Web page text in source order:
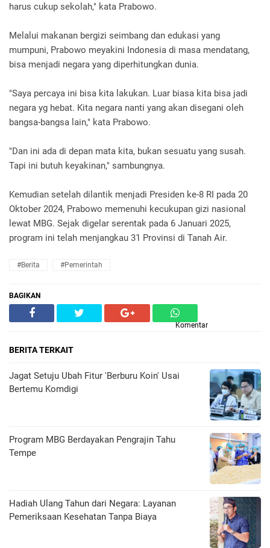
harus cukup sekolah," kata Prabowo.
Melalui makanan bergizi seimbang dan edukasi yang
mumpuni, Prabowo meyakini Indonesia di masa mendatang,
bisa menjadi negara yang diperhitungkan dunia.
"Saya percaya ini bisa kita lakukan. Luar biasa kita bisa jadi
negara yg hebat. Kita negara nanti yang akan disegani oleh
bangsa-bangsa lain," kata Prabowo.
"Dan ini ada di depan mata kita, bukan sesuatu yang susah.
Tapi ini butuh keyakinan," sambungnya.
Kemudian setelah dilantik menjadi Presiden ke-8 RI pada 20
Oktober 2024, Prabowo memenuhi kecukupan gizi nasional
lewat MBG. Sejak digelar serentak pada 6 Januari 2025,
program ini telah menjangkau 31 Provinsi di Tanah Air.
#Berita #pemerintah
BAGIKAN
Komentar
BERITA TERKAIT
Jagat Setuju Ubah Fitur 'Berburu Koin' Usai
Bertemu Komdigi
Program MBG Berdayakan Pengrajin Tahu
Tempe
Hadiah Ulang Tahun dari Negara: Layanan
Pemeriksaan Kesehatan Tanpa Biaya